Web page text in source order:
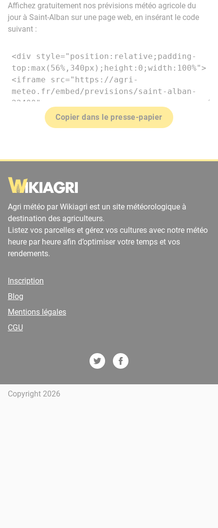
Affichez gratuitement nos prévisions météo agricole du
jour à Saint-Alban sur une page web, en insérant le code
suivant :
Copier dans le presse-papier
Agri météo par Wikiagri est un site météorologique à
destination des agriculteurs.
Listez vos parcelles et gérez vos cultures avec notre météo
heure par heure afin d’optimiser votre temps et vos
rendements.
Inscription
Blog
Mentions légales
CGU
Copyright 2026